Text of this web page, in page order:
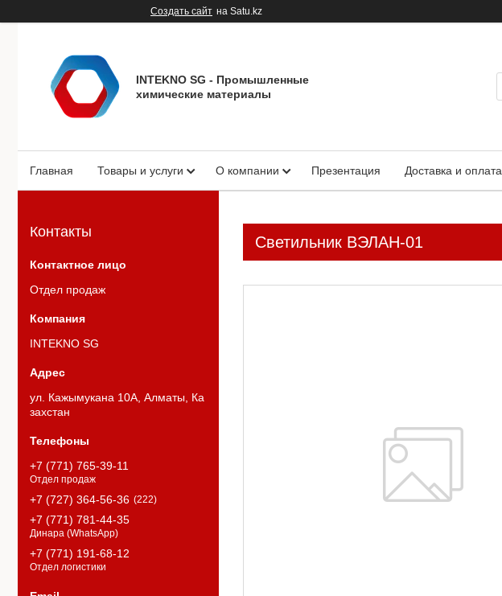
Создать сайт на Satu.kz
INTEKNO SG - Промышленные
химические материалы
Главная Товары и услуги О компании Презентация Доставка и оплата
Светильник ВЭЛАН-01
Контакты
Отдел продаж
INTEKNO SG
ул. Кажымукана 10А, Алматы, Ка
захстан
+7 (771) 765-39-11
Отдел продаж
+7 (727) 364-56-36 222
+7 (771) 781-44-35
Динара (WhatsApp)
+7 (771) 191-68-12
Отдел логистики